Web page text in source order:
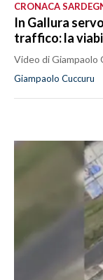
CRONACA
In Gallura
traffico: la
Video di Giampaolo
Giampaolo Cuccuru